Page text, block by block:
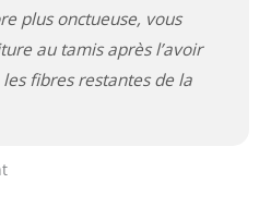
plus onctueuse, vous
au tamis après l’avoir
fibres restantes de la